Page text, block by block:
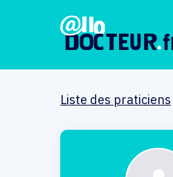
Liste des praticiens